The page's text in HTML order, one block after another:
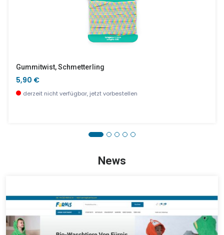
Kaninchen - Schneekugel
Peter Hase Tasse Mit 2 Henkeln Rutschfest
Gummitwist, Schmetterling
5,90 €
derzeit nicht verfügbar, jetzt vorbestellen
News